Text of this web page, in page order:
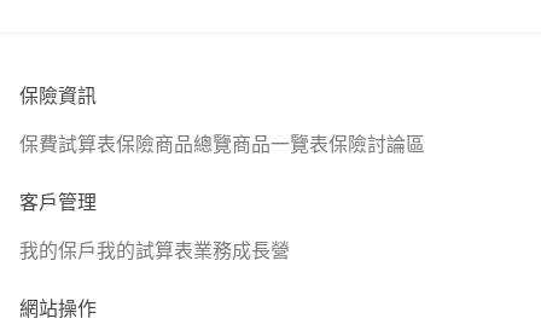
保險資訊
保費試算表保險商品總覽商品一覽表保險討論區
客戶管理
我的保戶我的試算表業務成長營
網站操作